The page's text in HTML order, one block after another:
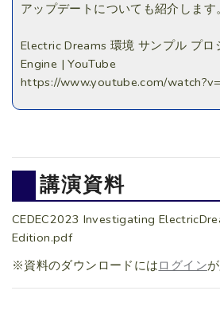
アップデートについても紹介します。
Electric Dreams 環境 サンプル プロ
Engine | YouTube
https://www.youtube.com/
講演資料
CEDEC2023 Investigating
Edition.pdf
※資料のダウンロードには ログイン